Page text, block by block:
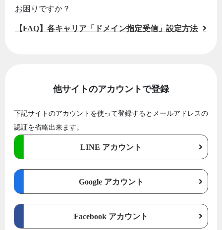
お困りですか？
【FAQ】各キャリア「ドメイン指定受信」設定方法
他サイトのアカウントで登録
下記サイトのアカウントを使って登録するとメールアドレスの
認証を省略出来ます。
LINE アカウント
Google アカウント
Facebook アカウント